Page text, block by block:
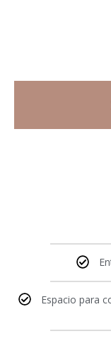
Espacio para